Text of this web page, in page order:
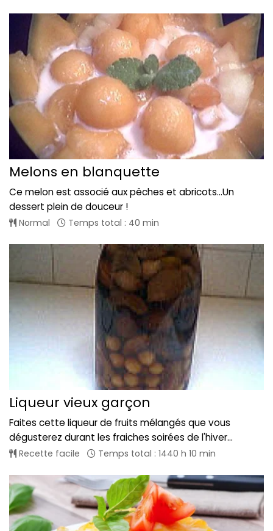
Melons en blanquette
Ce melon est associé aux pêches et abricots...Un
dessert plein de douceur !
Normal Temps total : 40 min
Liqueur vieux garçon
Faites cette liqueur de fruits mélangés que vous
dégusterez durant les fraiches soirées de l'hiver...
Recette facile Temps total : 1440 h 10 min